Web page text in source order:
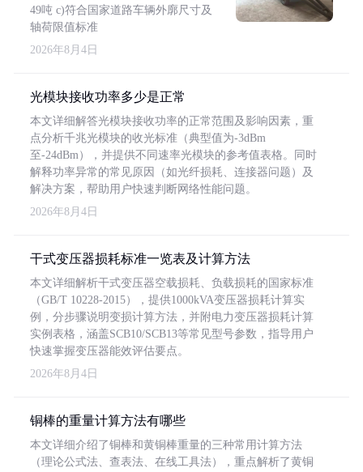
49吨 c)符合国家道路车辆外廓尺寸及
轴荷限值标准
2026年8月4日
光模块接收功率多少是正常
本文详细解答光模块接收功率的正常范围及影响因素，重
点分析千兆光模块的收光标准（典型值为-3dBm
至-24dBm），并提供不同速率光模块的参考值表格。同时
解释功率异常的常见原因（如光纤损耗、连接器问题）及
解决方案，帮助用户快速判断网络性能问题。
2026年8月4日
干式变压器损耗标准一览表及计算方法
本文详细解析干式变压器空载损耗、负载损耗的国家标准
（GB/T 10228-2015），提供1000kVA变压器损耗计算实
例，分步骤说明变损计算方法，并附电力变压器损耗计算
实例表格，涵盖SCB10/SCB13等常见型号参数，指导用户
快速掌握变压器能效评估要点。
2026年8月4日
铜棒的重量计算方法有哪些
本文详细介绍了铜棒和黄铜棒重量的三种常用计算方法
（理论公式法、查表法、在线工具法），重点解析了黄铜